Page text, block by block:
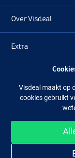
Over Visdeal
Extra
Visdeal maakt op
cookies gebruikt